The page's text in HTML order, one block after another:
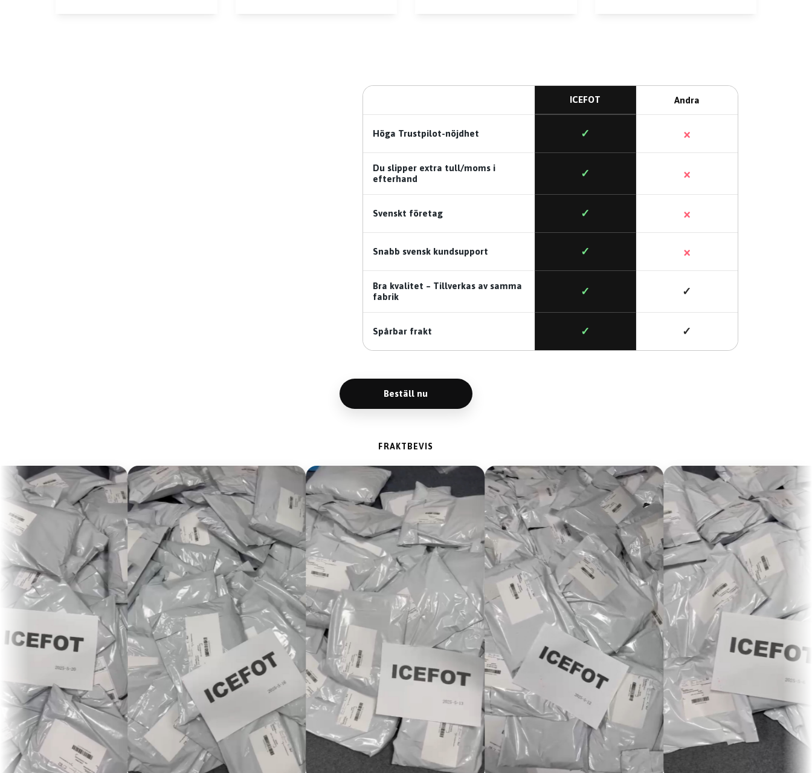
ICEFOT Andra
Höga Trustpilot-nöjdhet ✓ ×
Du slipper extra tull/moms i
efterhand
✓ ×
Svenskt företag ✓ ×
Snabb svensk kundsupport ✓ ×
Bra kvalitet – Tillverkas av samma
fabrik
✓ ✓
Spårbar frakt ✓ ✓
Beställ nu
FRAKTBEVIS